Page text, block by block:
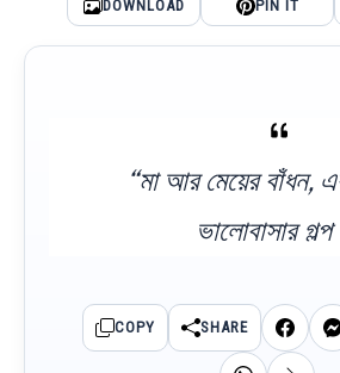
DOWNLOAD PIN IT
“মা আর মেয়ের বাঁধন,
ভালোবাসার
COPY SHARE